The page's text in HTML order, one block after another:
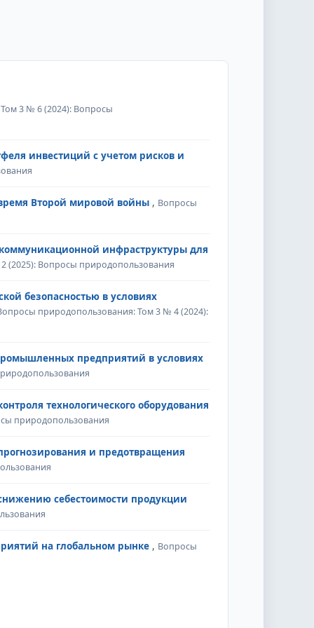
3 № 6 (2024): Вопросы
инвестиций с учетом рисков и
Второй мировой войны , Вопросы
инфраструктуры для
(2025): Вопросы природопользования
безопасностью в условиях
природопользования: Том 3 № 4 (2024):
предприятий в условиях
технологического оборудования
природопользования
и предотвращения
себестоимости продукции
на глобальном рынке , Вопросы